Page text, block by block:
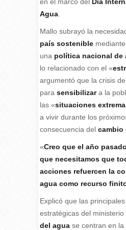
Agua.
Mallo subrayó la
país sosteniblemediante
una política nacional de
lo relacionado con el «
argumentó que la crisis
para sensibilizara la
las «situaciones
a vivir durante los
consecuencia del cambio
«Creo que el año
que necesitamos que
acciones refuercen la
agua como recurso
Explicó que las
estratégicas del ministerio
del aguase centran en la